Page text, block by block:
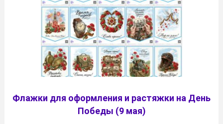
Флажки для оформления и растяжки на День
Победы (9 мая)